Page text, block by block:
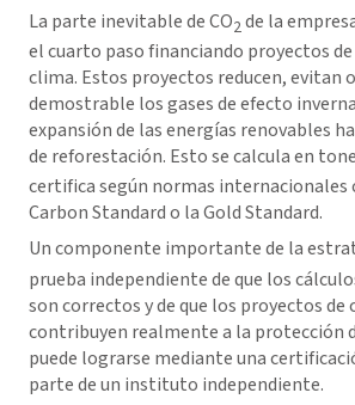
La parte inevitable de CO2de la
el cuarto paso financiando proyectos
clima. Estos proyectos reducen, evitan
demostrable los gases de efecto
expansión de las energías renovables
de reforestación. Esto se calcula en
certifica según normas internacionales
Carbon Standard o la Gold Standard.
Un componente importante de la
prueba independiente de que los
son correctos y de que los proyectos de
contribuyen realmente a la protección
puede lograrse mediante una
parte de un instituto independiente.